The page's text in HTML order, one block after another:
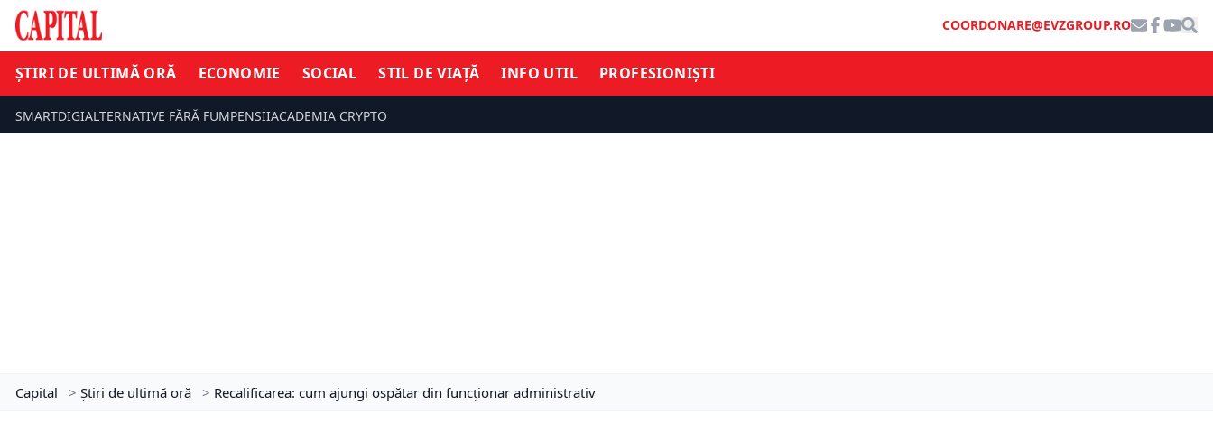
COORDONARE@EVZGROUP.RO
ȘTIRI DE ULTIMĂ ORĂ ECONOMIE SOCIAL STIL DE VIAȚĂ INFO UTIL PROFESIONIȘTI
SMARTDIGIALTERNATIVE FĂRĂ FUMPENSIIACADEMIA CRYPTO
Capital > Știri de ultimă oră > Recalificarea: cum ajungi ospătar din funcţionar administrativ